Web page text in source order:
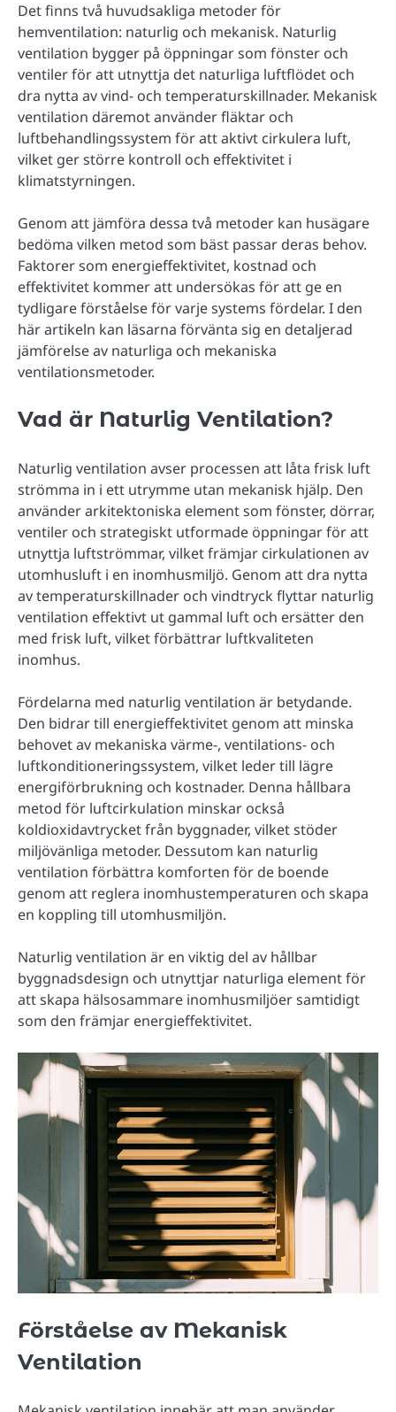
Det finns två huvudsakliga metoder för
hemventilation: naturlig och mekanisk. Naturlig
ventilation bygger på öppningar som fönster och
ventiler för att utnyttja det naturliga luftflödet och
dra nytta av vind- och temperaturskillnader. Mekanisk
ventilation däremot använder fläktar och
luftbehandlingssystem för att aktivt cirkulera luft,
vilket ger större kontroll och effektivitet i
klimatstyrningen.
Genom att jämföra dessa två metoder kan husägare
bedöma vilken metod som bäst passar deras behov.
Faktorer som energieffektivitet, kostnad och
effektivitet kommer att undersökas för att ge en
tydligare förståelse för varje systems fördelar. I den
här artikeln kan läsarna förvänta sig en detaljerad
jämförelse av naturliga och mekaniska
ventilationsmetoder.
Vad är Naturlig Ventilation?
Naturlig ventilation avser processen att låta frisk luft
strömma in i ett utrymme utan mekanisk hjälp. Den
använder arkitektoniska element som fönster, dörrar,
ventiler och strategiskt utformade öppningar för att
utnyttja luftströmmar, vilket främjar cirkulationen av
utomhusluft i en inomhusmiljö. Genom att dra nytta
av temperaturskillnader och vindtryck flyttar naturlig
ventilation effektivt ut gammal luft och ersätter den
med frisk luft, vilket förbättrar luftkvaliteten
inomhus.
Fördelarna med naturlig ventilation är betydande.
Den bidrar till energieffektivitet genom att minska
behovet av mekaniska värme-, ventilations- och
luftkonditioneringssystem, vilket leder till lägre
energiförbrukning och kostnader. Denna hållbara
metod för luftcirkulation minskar också
koldioxidavtrycket från byggnader, vilket stöder
miljövänliga metoder. Dessutom kan naturlig
ventilation förbättra komforten för de boende
genom att reglera inomhustemperaturen och skapa
en koppling till utomhusmiljön.
Naturlig ventilation är en viktig del av hållbar
byggnadsdesign och utnyttjar naturliga element för
att skapa hälsosammare inomhusmiljöer samtidigt
som den främjar energieffektivitet.
Förståelse av Mekanisk
Ventilation